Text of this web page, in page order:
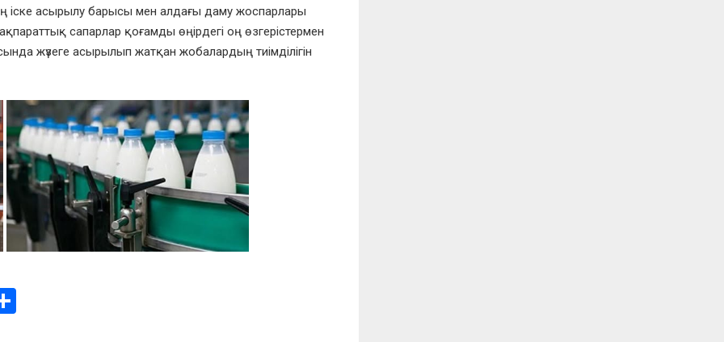
іске асырылу барысы мен алдағы даму жоспарлары
сапарлар қоғамды өңірдегі оң өзгерістермен
жүзеге асырылып жатқан жобалардың тиімділігін